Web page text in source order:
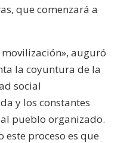
que comenzará a
auguró
la coyuntura de la
social
y los constantes
pueblo organizado.
este proceso es que